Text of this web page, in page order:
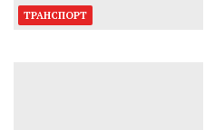
ТРАНСПОРТ